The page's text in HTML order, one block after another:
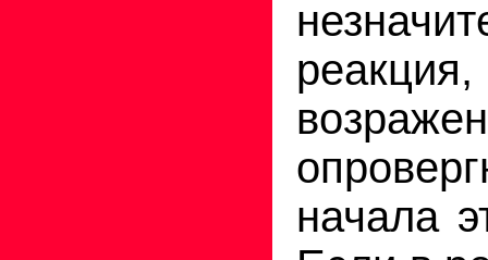
начала